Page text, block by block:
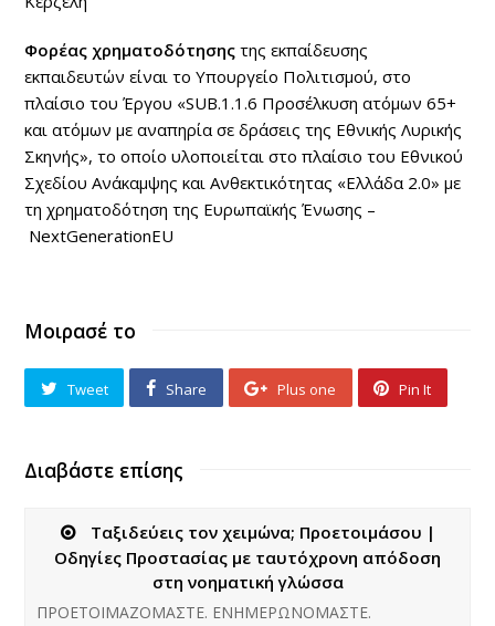
Φορέας χρηματοδότησης της εκπαίδευσης
εκπαιδευτών είναι το Υπουργείο Πολιτισμού, στο
πλαίσιο του Έργου «SUB.1.1.6 Προσέλκυση ατόμων 65+
και ατόμων με αναπηρία σε δράσεις της Εθνικής Λυρικής
Σκηνής», το οποίο υλοποιείται στο πλαίσιο του Εθνικού
Σχεδίου Ανάκαμψης και Ανθεκτικότητας «Ελλάδα 2.0» με
τη χρηματοδότηση της Ευρωπαϊκής Ένωσης –
NextGenerationEU
Μοιρασέ το
Tweet Share Plus one Pin It
Διαβάστε επίσης
Ταξιδεύεις τον χειμώνα; Προετοιμάσου |
Οδηγίες Προστασίας με ταυτόχρονη απόδοση
στη νοηματική γλώσσα
ΠΡΟΕΤΟΙΜΑΖΟΜΑΣΤΕ. ΕΝΗΜΕΡΩΝΟΜΑΣΤΕ.